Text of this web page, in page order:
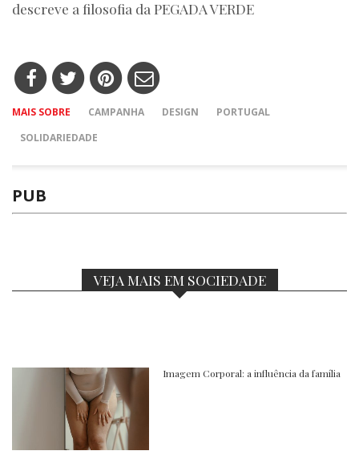
descreve a filosofia da PEGADA VERDE
MAIS SOBRE CAMPANHA DESIGN
PORTUGAL
SOLIDARIEDADE
PUB
VEJA MAIS EM SOCIEDADE
Imagem Corporal: a influência da família